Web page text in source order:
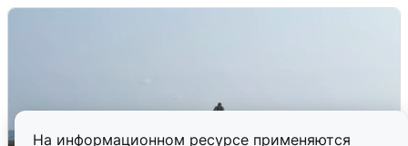
На информационном ресурсе применяются